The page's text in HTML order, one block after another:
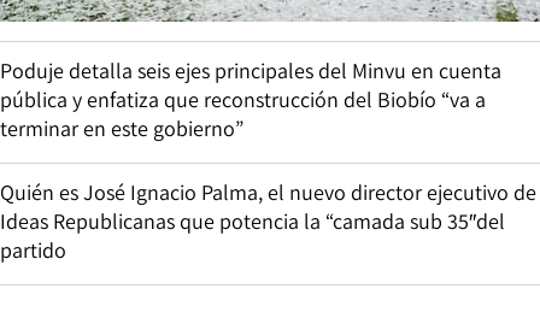
Poduje detalla seis ejes principales del Minvu en cuenta
pública y enfatiza que reconstrucción del Biobío “va a
terminar en este gobierno”
Quién es José Ignacio Palma, el nuevo director ejecutivo de
Ideas Republicanas que potencia la “camada sub 35″del
partido